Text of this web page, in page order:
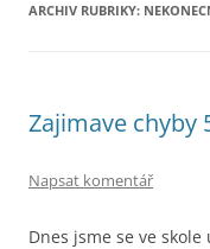
ARCHIV RUBRIKY:
Zajimave chyby
Napsat komentář
Dnes jsme se ve skole